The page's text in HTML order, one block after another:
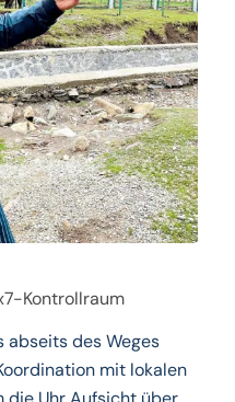
Kontrollraum
abseits des Weges
mit lokalen